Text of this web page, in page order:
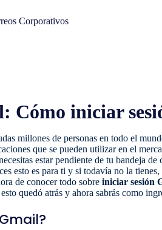
Cómo iniciar
millones de personas en todo el
que se pueden utilizar en el
estar pendiente de tu bandeja
esto es para ti y si todavía no la
de conocer todo sobre iniciar sesión
quedó atrás y ahora sabrás como